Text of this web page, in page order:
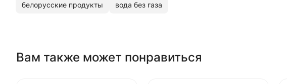
белорусские продукты вода без газа
Вам также может понравиться